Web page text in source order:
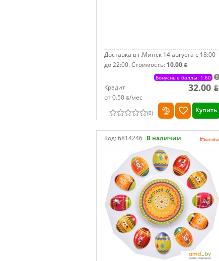
Доставка в г.Минск 14 августа с 18:00
до 22:00.Стоимость: 10.00 ƃ
Бонусные баллы: 1.60
Кредит
от 0.50 ƃ/мec
32.00 ƃ
(0) Купить
Код:6814246 В наличии